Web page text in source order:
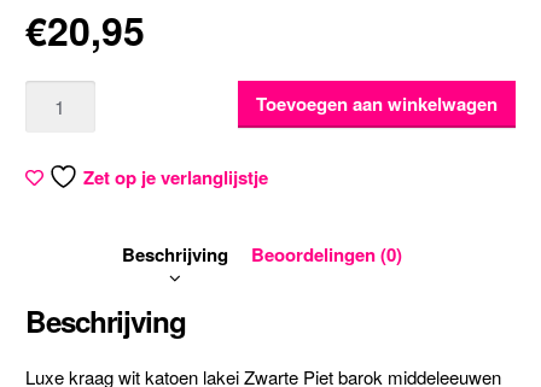
€20,95
Toevoegen aan winkelwagen
Zet op je verlanglijstje
Beschrijving Beoordelingen (0)
Beschrijving
Luxe kraag wit katoen lakei Zwarte Piet barok middeleeuwen